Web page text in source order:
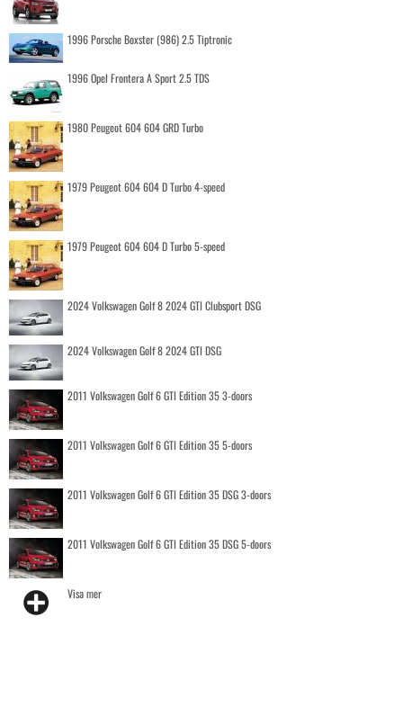
1996 Porsche Boxster (986) 2.5 Tiptronic
1996 Opel Frontera A Sport 2.5 TDS
1980 Peugeot 604 604 GRD Turbo
1979 Peugeot 604 604 D Turbo 4-speed
1979 Peugeot 604 604 D Turbo 5-speed
2024 Volkswagen Golf 8 2024 GTI Clubsport DSG
2024 Volkswagen Golf 8 2024 GTI DSG
2011 Volkswagen Golf 6 GTI Edition 35 3-doors
2011 Volkswagen Golf 6 GTI Edition 35 5-doors
2011 Volkswagen Golf 6 GTI Edition 35 DSG 3-doors
2011 Volkswagen Golf 6 GTI Edition 35 DSG 5-doors
Visa mer